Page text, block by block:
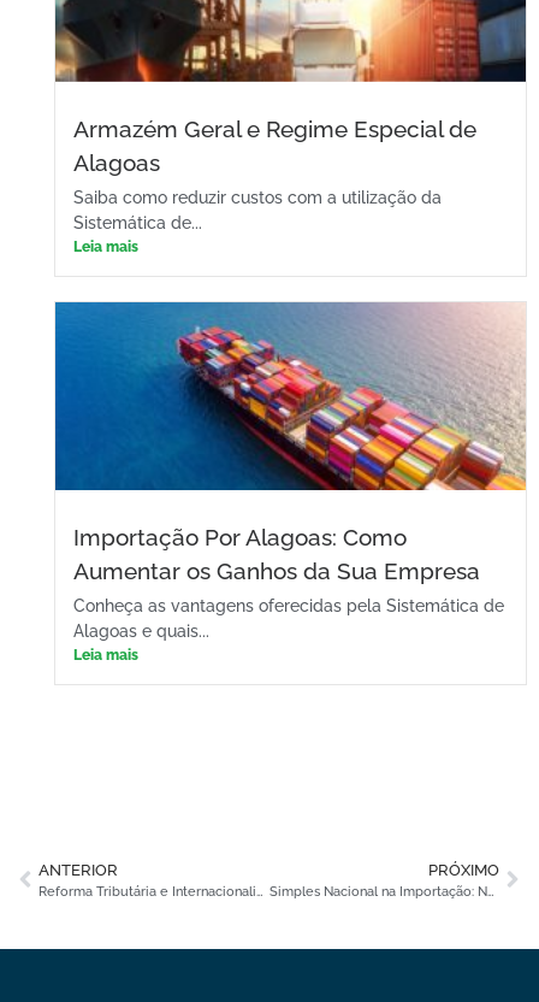
Armazém Geral e Regime Especial de
Alagoas
Saiba como reduzir custos com a utilização da
Sistemática de...
Leia mais
Importação Por Alagoas: Como
Aumentar os Ganhos da Sua Empresa
Conheça as vantagens oferecidas pela Sistemática de
Alagoas e quais...
Leia mais
ANTERIOR
Reforma Tributária e Internacionalização: Impacto nas Operações de Importação
PRÓXIMO
Simples Nacional na Importação: Nova Janela de Adesão ao CBS e IBS Impacta o Planejamento Fiscal para 2027